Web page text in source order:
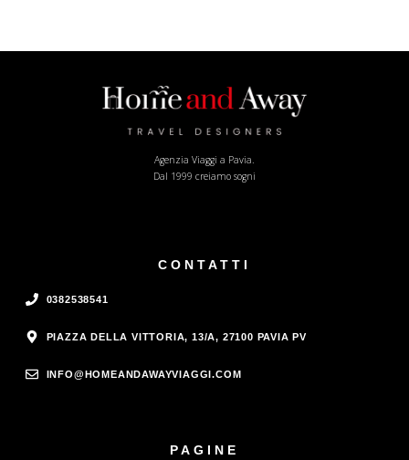
Agenzia Viaggi a Pavia.
Dal 1999 creiamo sogni
CONTATTI
0382538541
PIAZZA DELLA VITTORIA, 13/A, 27100 PAVIA PV
INFO@HOMEANDAWAYVIAGGI.COM
PAGINE